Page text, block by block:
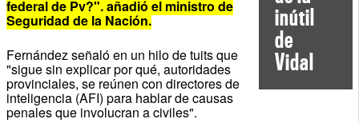
inútil
de
Vidal
federal de Py?", añadió el ministro de
Seguridad de la Nación.
Fernández señaló en un hilo de tuits que
"sigue sin explicar por qué, autoridades
provinciales, se reúnen con directores de
inteligencia (AFI) para hablar de causas
penales que involucran a civiles".